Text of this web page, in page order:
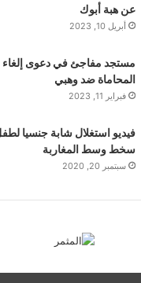
عن هبة أبوك
أبريل 10, 2023
مستجد مفاجئ في دعوى إلغاء
المحاماة ضد وهبي
فبراير 11, 2023
فيديو استغلال شابة جنسيا
سخط وسط المغاربة
سبتمبر 20, 2020